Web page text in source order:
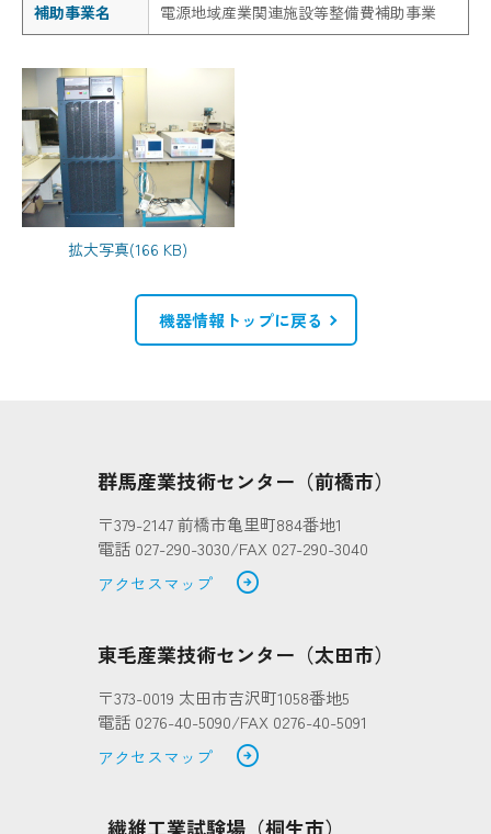
補助事業名 電源地域産業関連施設等整備費補助事業
拡大写真(166 KB)
機器情報トップに戻る
群馬産業技術センター（前橋市）
〒379-2147 前橋市亀里町884番地1
電話 027-290-3030/FAX 027-290-3040
アクセスマップ
arrow_circle_right
東毛産業技術センター（太田市）
〒373-0019 太田市吉沢町1058番地5
電話 0276-40-5090/FAX 0276-40-5091
アクセスマップ
arrow_circle_right
繊維工業試験場（桐生市）